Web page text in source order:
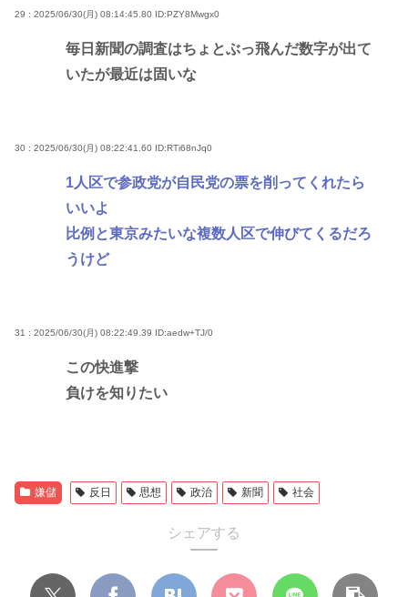
29 : 2025/06/30(月) 08:14:45.80 ID:PZY8Mwgx0
毎日新聞の調査はちょとぶっ飛んだ数字が出て
いたが最近は固いな
30 : 2025/06/30(月) 08:22:41.60 ID:RTi68nJq0
1人区で参政党が自民党の票を削ってくれたら
いいよ
比例と東京みたいな複数人区で伸びてくるだろ
うけど
31 : 2025/06/30(月) 08:22:49.39 ID:aedw+TJ/0
この快進撃
負けを知りたい
嫌儲 反日 思想 政治 新聞 社会
シェアする